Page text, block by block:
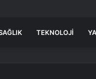
TEKNOLOJI